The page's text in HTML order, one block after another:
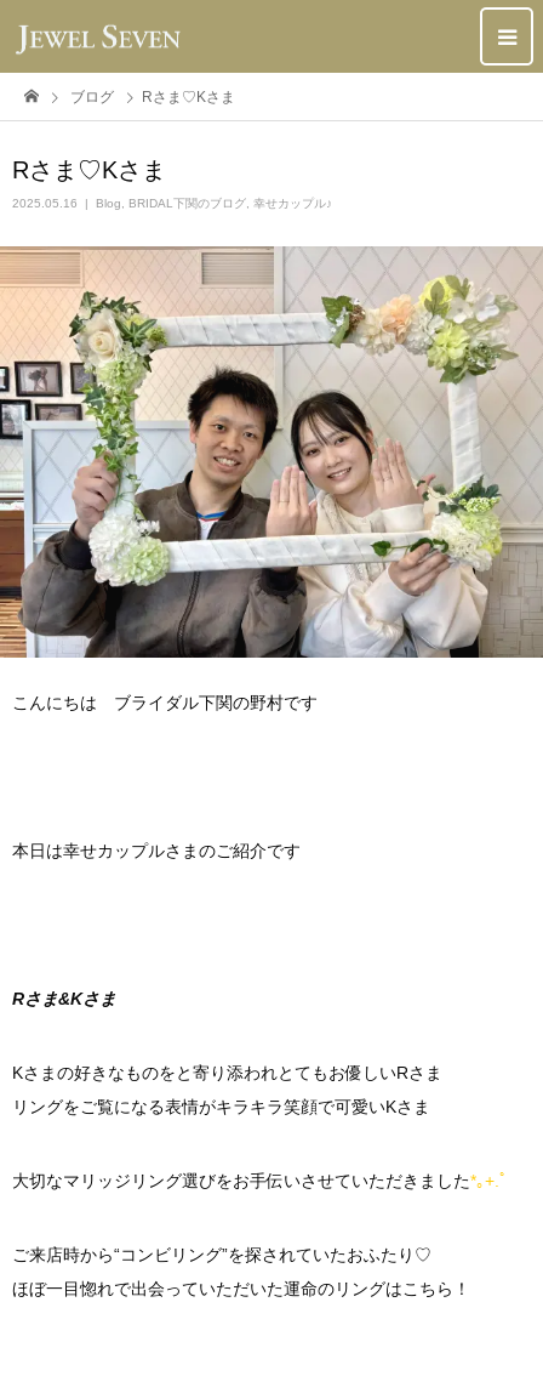
ブログ Rさま♡Kさま
Rさま♡Kさま
2025.05.16 Blog BRIDAL下関のブログ 幸せカップル♪
こんにちは ブライダル下関の野村です
本日は幸せカップルさまのご紹介です
Rさま&Kさま
Kさまの好きなものをと寄り添われとてもお優しいRさま
リングをご覧になる表情がキラキラ笑顔で可愛いKさま
大切なマリッジリング選びをお手伝いさせていただきました*｡+.ﾟ
ご来店時から“コンビリング”を探されていたおふたり♡
ほぼ一目惚れで出会っていただいた運命のリングはこちら！